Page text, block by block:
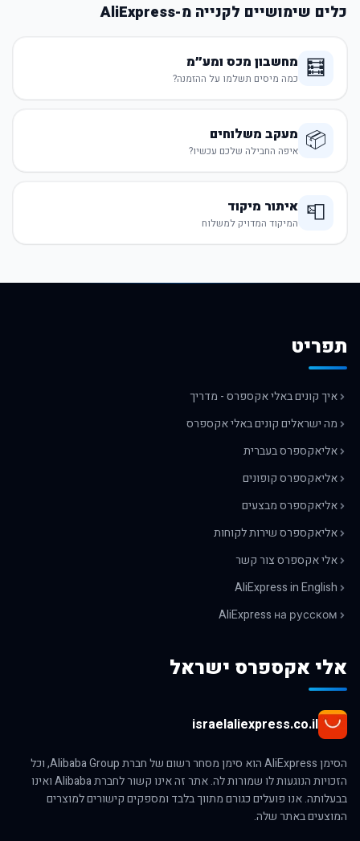
כלים שימושיים לקנייה מ-AliExpress
🧮 מחשבון מכס ומע״מ
כמה מיסים תשלמו על ההזמנה?
📦 מעקב משלוחים
איפה החבילה שלכם עכשיו?
📮 איתור מיקוד
המיקוד המדויק למשלוח
תפריט
איך קונים באלי אקספרס - מדריך
מה ישראלים קונים באלי אקספרס
אליאקספרס בעברית
אליאקספרס קופונים
אליאקספרס מבצעים
אליאקספרס שירות לקוחות
אלי אקספרס צור קשר
AliExpress in English
AliExpress на русском
אלי אקספרס ישראל
israelaliexpress.co.il
הסימן AliExpress הוא סימן מסחר רשום של חברת Alibaba Group, וכל
הזכויות הנוגעות לו שמורות לה. אתר זה אינו קשור לחברת Alibaba ואינו
בבעלותה. אנו פועלים כגורם מתווך בלבד ומספקים קישורים למוצרים
המוצעים באתר שלה.